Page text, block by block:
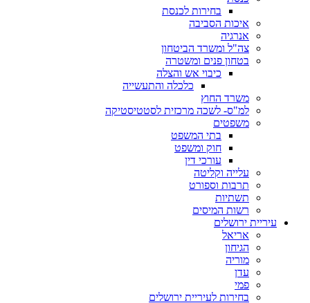
בחירות לכנסת
איכות הסביבה
אנרגיה
צה"ל ומשרד הביטחון
בטחון פנים ומשטרה
כיבוי אש והצלה
כלכלה והתעשייה
משרד החוץ
למ"ס- לשכה מרכזית לסטטיסטיקה
משפטים
בתי המשפט
חוק ומשפט
עורכי דין
עלייה וקליטה
תרבות וספורט
תשתיות
רשות המיסים
עיריית ירושלים
אריאל
הגיחון
מוריה
עדן
פמי
בחירות לעיריית ירושלים